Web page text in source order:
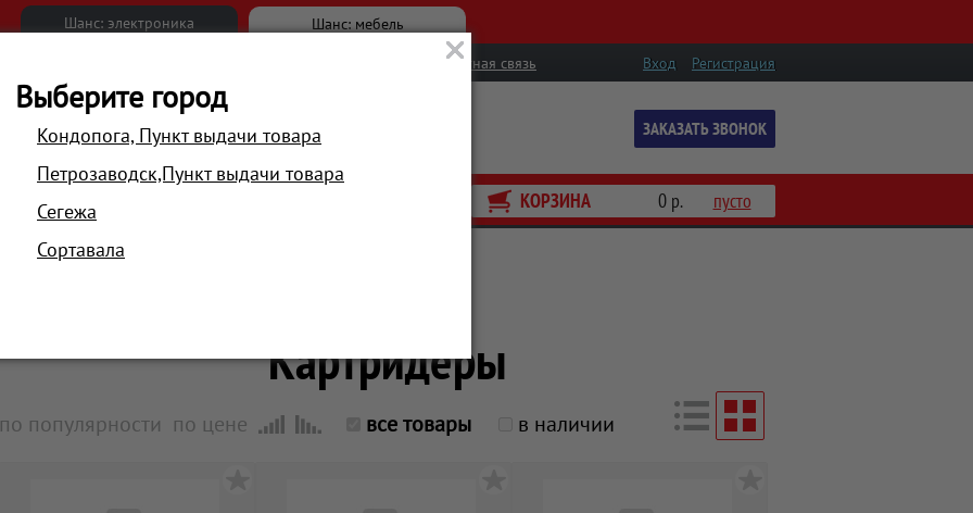
Шанс: электроника Шанс: мебель
Вход Регистрация
Обратная связь
ЗАКАЗАТЬ ЗВОНОК
АКЦИИ КОРЗИНА 0 р. пусто
Картридеры
по популярности по цене все товары в наличии
Выберите город
Кондопога, Пункт выдачи товара
Петрозаводск,Пункт выдачи товара
Сегежа
Сортавала